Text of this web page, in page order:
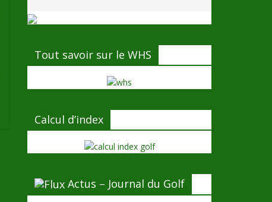
Tout savoir sur le WHS
Calcul d’index
Actus – Journal du Golf